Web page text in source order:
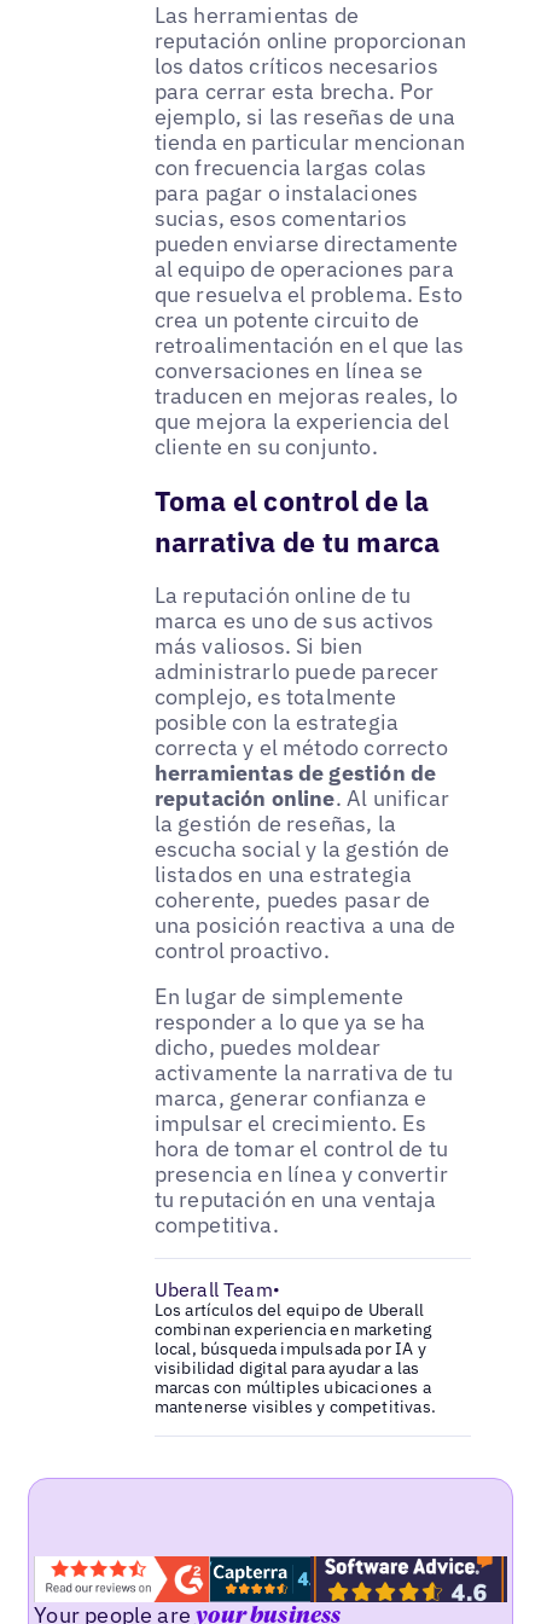
Las herramientas de
reputación online proporcionan
los datos críticos necesarios
para cerrar esta brecha. Por
ejemplo, si las reseñas de una
tienda en particular mencionan
con frecuencia largas colas
para pagar o instalaciones
sucias, esos comentarios
pueden enviarse directamente
al equipo de operaciones para
que resuelva el problema. Esto
crea un potente circuito de
retroalimentación en el que las
conversaciones en línea se
traducen en mejoras reales, lo
que mejora la experiencia del
cliente en su conjunto.
Toma el control de la
narrativa de tu marca
La reputación online de tu
marca es uno de sus activos
más valiosos. Si bien
administrarlo puede parecer
complejo, es totalmente
posible con la estrategia
correcta y el método correcto
herramientas de gestión de
reputación online. Al unificar
la gestión de reseñas, la
escucha social y la gestión de
listados en una estrategia
coherente, puedes pasar de
una posición reactiva a una de
control proactivo.
En lugar de simplemente
responder a lo que ya se ha
dicho, puedes moldear
activamente la narrativa de tu
marca, generar confianza e
impulsar el crecimiento. Es
hora de tomar el control de tu
presencia en línea y convertir
tu reputación en una ventaja
competitiva.
Uberall Team•
Los artículos del equipo de Uberall
combinan experiencia en marketing
local, búsqueda impulsada por IA y
visibilidad digital para ayudar a las
marcas con múltiples ubicaciones a
mantenerse visibles y competitivas.
Your people areyour business